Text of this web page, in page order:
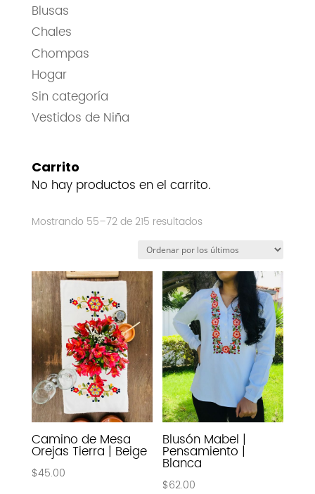
Blusas
Chales
Chompas
Hogar
Sin categoría
Vestidos de Niña
Carrito
No hay productos en el carrito.
Mostrando 55–72 de 215 resultadosOrdenado
los
últimos
Camino de Mesa
Orejas Tierra | Beige
$45.00
Blusón Mabel |
Pensamiento |
Blanca
$62.00